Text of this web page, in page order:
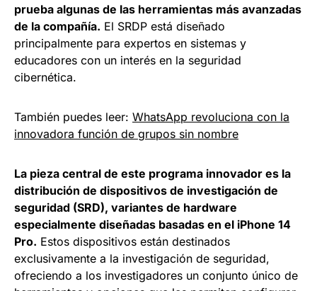
prueba algunas de las herramientas más avanzadas
de la compañía. El SRDP está diseñado
principalmente para expertos en sistemas y
educadores con un interés en la seguridad
cibernética.
También puedes leer: WhatsApp revoluciona con la
innovadora función de grupos sin nombre
La pieza central de este programa innovador es la
distribución de dispositivos de investigación de
seguridad (SRD), variantes de hardware
especialmente diseñadas basadas en el iPhone 14
Pro. Estos dispositivos están destinados
exclusivamente a la investigación de seguridad,
ofreciendo a los investigadores un conjunto único de